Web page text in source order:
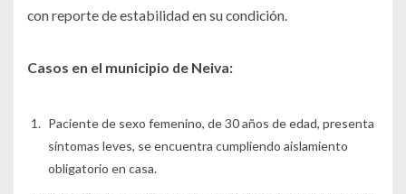
con reporte de estabilidad en su condición.
Casos en el municipio de Neiva:
Paciente de sexo femenino, de 30 años de edad, presenta
síntomas leves, se encuentra cumpliendo aislamiento
obligatorio en casa.